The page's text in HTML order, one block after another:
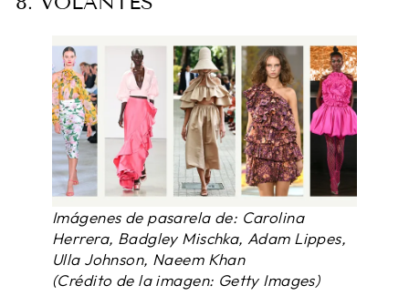
Imágenes de pasarela de: Carolina
Herrera, Badgley Mischka, Adam Lippes,
Ulla Johnson, Naeem Khan
(Crédito de la imagen: Getty Images)